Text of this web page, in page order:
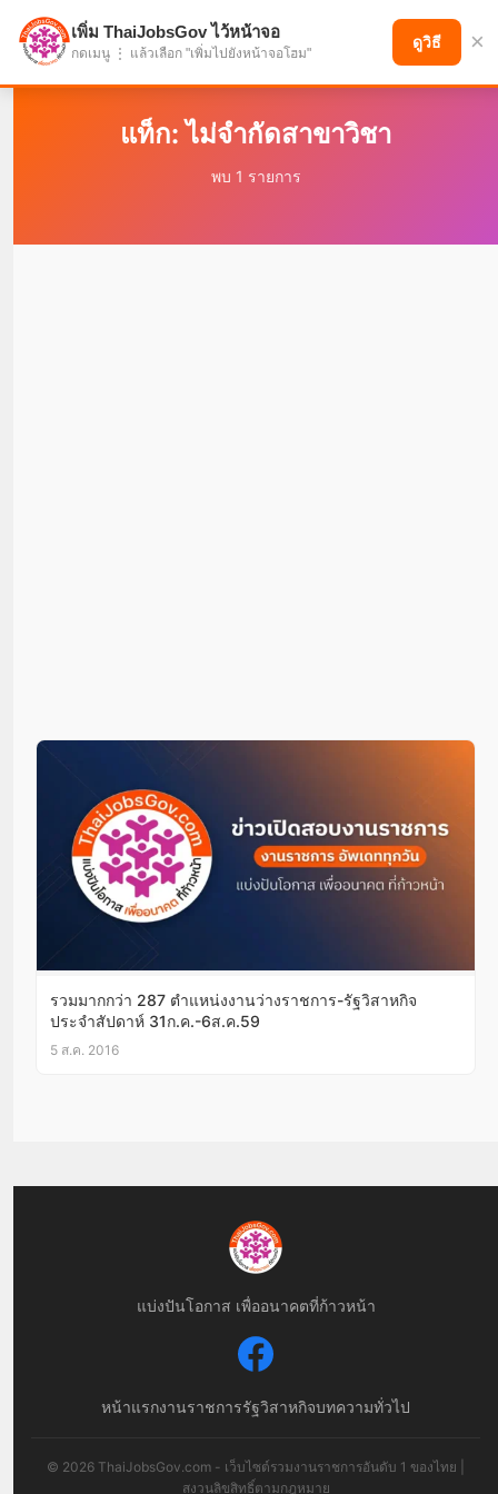
แบ่งปันโอกาส เพื่ออนาคตที่ก้าวหน้า
แท็ก: ไม่จำกัดสาขาวิชา
พบ 1 รายการ
รวมมากกว่า 287 ตำแหน่งงานว่างราชการ-รัฐวิสาหกิจ
ประจำสัปดาห์ 31ก.ค.-6ส.ค.59
5 ส.ค. 2016
แบ่งปันโอกาส เพื่ออนาคตที่ก้าวหน้า
หน้าแรกงานราชการรัฐวิสาหกิจบทความทั่วไป
© 2026 ThaiJobsGov.com - เว็บไซต์รวมงานราชการอันดับ 1 ของไทย |
สงวนลิขสิทธิ์ตามกฎหมาย
เพิ่ม ThaiJobsGov ไว้หน้าจอ
กดเมนู ⋮ แล้วเลือก "เพิ่มไปยังหน้าจอโฮม"
ดูวิธี ×